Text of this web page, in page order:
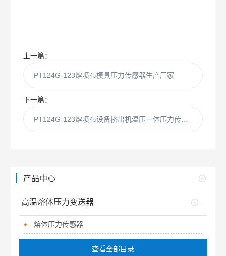
上一篇：
PT124G-123熔喷布模具压力传感器生产厂家
下一篇：
产品中心
高温熔体压力变送器
熔体压力传感器
查看全部目录